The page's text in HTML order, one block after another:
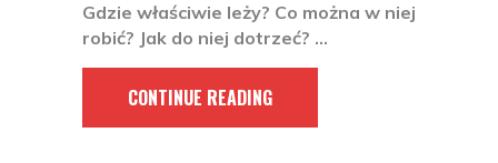
Gdzie właściwie leży? Co można w niej
robić? Jak do niej dotrzeć?
CONTINUE READING